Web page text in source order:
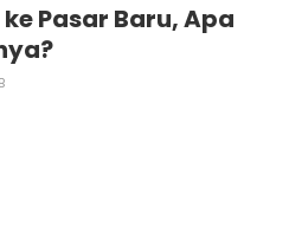
Pasar Baru, Apa